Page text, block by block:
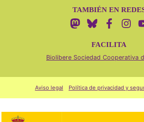
TAMBIÉN EN
FACILITA
Biolibere Sociedad Cooperativa
Aviso legal Política de privacidad y